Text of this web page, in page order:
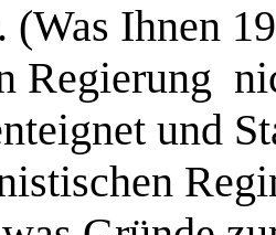
(Was Ihnen
Regierung
und